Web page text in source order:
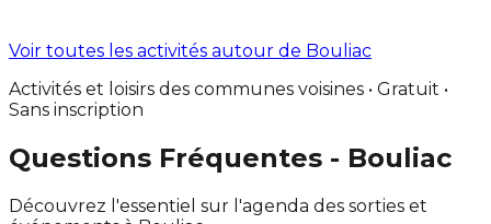
Voir toutes les activités autour de Bouliac
Activités et loisirs des communes voisines • Gratuit •
Sans inscription
Questions Fréquentes - Bouliac
Découvrez l'essentiel sur l'agenda des sorties et